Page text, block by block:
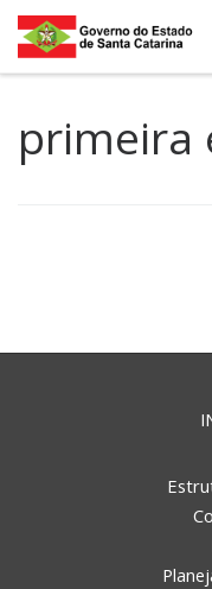
Skip to content
primeira